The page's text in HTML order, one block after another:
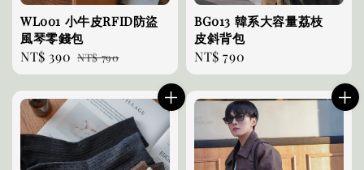
WL001 小牛皮RFID防盜
風琴零錢包
Sale
price
NT$ 390 Regular
price
NT$ 790
BG013 韓系大容量荔枝
皮斜背包
Regular
price
NT$ 790